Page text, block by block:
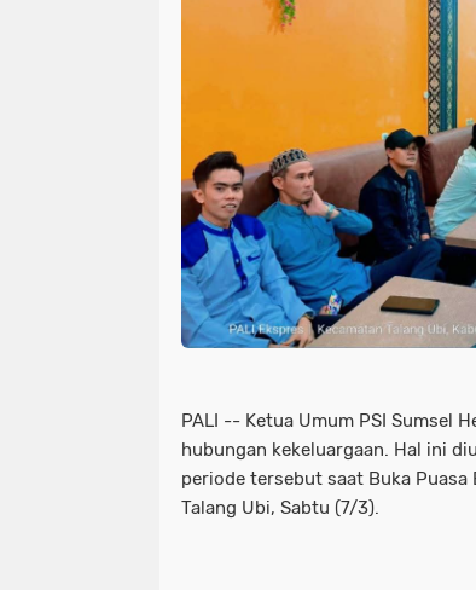
PALI -- Ketua Umum PSI Sumsel
hubungan kekeluargaan. Hal ini
periode tersebut saat Buka Puasa
Talang Ubi, Sabtu (7/3).